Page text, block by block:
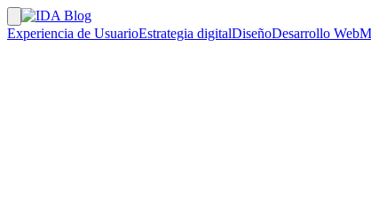
Experiencia de UsuarioEstrategia digitalDiseñoDesarrollo Web